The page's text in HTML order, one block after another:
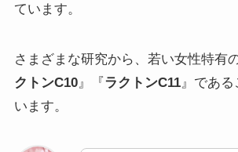
ています。
さまざまな研究から、若い女性特有
クトンC10』『ラクトンC11』である
います。